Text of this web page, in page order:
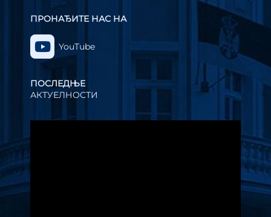
ПРОНАЂИТЕ НАС НА
YouTube
ПОСЛЕДЊЕ
АКТУЕЛНОСТИ
видео